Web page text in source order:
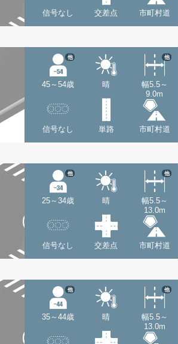
信号なし 交差点 市町村道
45～54歳
他
晴
幅5.5～
9.0m
他
信号なし 単路 市町村道
25～34歳
他
晴
幅5.5～
13.0m
他
信号なし 交差点 市町村道
35～44歳
他
晴
幅5.5～
13.0m
他